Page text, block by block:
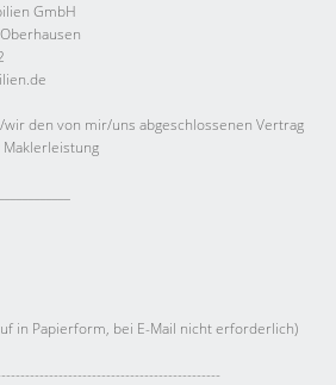
GmbH
den von mir/uns abgeschlossenen Vertrag
in Papierform, bei E-Mail nicht erforderlich)